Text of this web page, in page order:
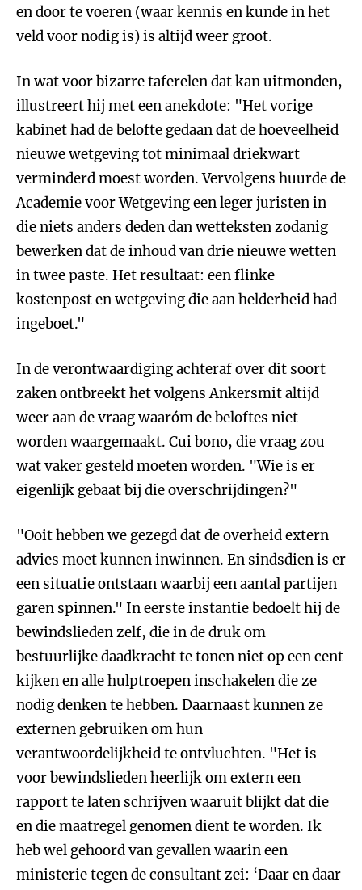
en door te voeren (waar kennis en kunde in het
veld voor nodig is) is altijd weer groot.
In wat voor bizarre taferelen dat kan uitmonden,
illustreert hij met een anekdote: "Het vorige
kabinet had de belofte gedaan dat de hoeveelheid
nieuwe wetgeving tot minimaal driekwart
verminderd moest worden. Vervolgens huurde de
Academie voor Wetgeving een leger juristen in
die niets anders deden dan wetteksten zodanig
bewerken dat de inhoud van drie nieuwe wetten
in twee paste. Het resultaat: een flinke
kostenpost en wetgeving die aan helderheid had
ingeboet."
In de verontwaardiging achteraf over dit soort
zaken ontbreekt het volgens Ankersmit altijd
weer aan de vraag waaróm de beloftes niet
worden waargemaakt. Cui bono, die vraag zou
wat vaker gesteld moeten worden. "Wie is er
eigenlijk gebaat bij die overschrijdingen?"
"Ooit hebben we gezegd dat de overheid extern
advies moet kunnen inwinnen. En sindsdien is er
een situatie ontstaan waarbij een aantal partijen
garen spinnen." In eerste instantie bedoelt hij de
bewindslieden zelf, die in de druk om
bestuurlijke daadkracht te tonen niet op een cent
kijken en alle hulptroepen inschakelen die ze
nodig denken te hebben. Daarnaast kunnen ze
externen gebruiken om hun
verantwoordelijkheid te ontvluchten. "Het is
voor bewindslieden heerlijk om extern een
rapport te laten schrijven waaruit blijkt dat die
en die maatregel genomen dient te worden. Ik
heb wel gehoord van gevallen waarin een
ministerie tegen de consultant zei: ‘Daar en daar